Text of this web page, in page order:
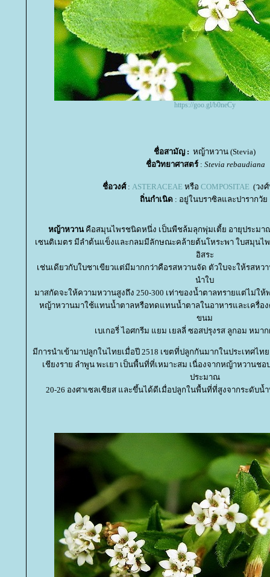
https://goo.gl/b0neCy
ชื่อสามัญ : หญ้าหวาน (Stevia)
ชื่อวิทยาศาสตร์: Stevia rebaudiana
ชื่อวงศ์: ASTERACEAE หรือ COMPOSITAE (วง
ถิ่นกำเนิด : อยู่ในบราซิลและปารากวั
หญ้าหวานคือสมุนไพรชนิดหนึ่ง เป็นพืชล้มลุกพุ่มเตี้ย อายุประมา
เซนติเมตร มีลำต้นแข็งและกลมมีลักษณะคล้ายต้นโหระพา ใบสมุน
อิสระ
เช่นเดียวกับใบชาเขียวแต่มีมากกว่าคือรสหวานจัด ตัวใบจะให้รสหวา
นำใบ
มาสกัดจะให้ความหวานสูงถึง 250-300 เท่าของน้ำตาลทรายแต่ไม่ให้
หญ้าหวานมาใช้แทนน้ำตาลหรือทดแทนน้ำตาลในอาหารและเครื่อ
ขนม
เบเกอรี่ ไอศกรีม แยม เยลลี่ ซอสปรุงรส ลูกอม หมา
มีการนำเข้ามาปลูกในไทยเมื่อปี 2518 เขตที่ปลูกกันมากในประเทศไท
เชียงราย ลำพูน พะเยา เป็นพื้นที่ที่เหมาะสม เนื่องจากหญ้าหวานช
ประมาณ
20-26 องศาเซลเซียส และขึ้นได้ดีเมื่อปลูกในพื้นที่ที่สูงจากระดับน้ำ